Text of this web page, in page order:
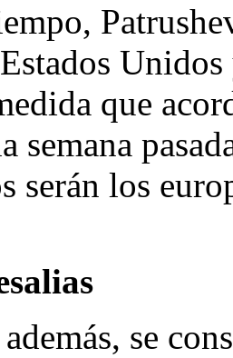
que
semana
serán los
se